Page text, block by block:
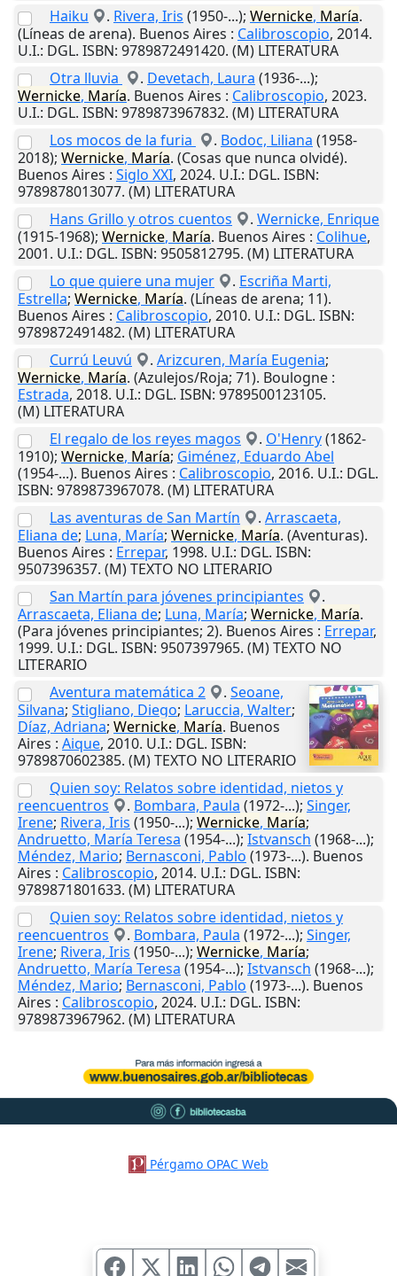
Haiku
. Rivera, Iris (1950-...); Wernicke, María.
(Líneas de arena). Buenos Aires : Calibroscopio, 2014.
U.I.: DGL. ISBN: 9789872491420. (M) LITERATURA
Otra lluvia
. Devetach, Laura (1936-...);
Wernicke, María. Buenos Aires : Calibroscopio, 2023.
U.I.: DGL. ISBN: 9789873967832. (M) LITERATURA
Los mocos de la furia
. Bodoc, Liliana (1958-
2018); Wernicke, María. (Cosas que nunca olvidé).
Buenos Aires : Siglo XXI, 2024. U.I.: DGL. ISBN:
9789878013077. (M) LITERATURA
Hans Grillo y otros cuentos
. Wernicke, Enrique
(1915-1968); Wernicke, María. Buenos Aires : Colihue,
2001. U.I.: DGL. ISBN: 9505812795. (M) LITERATURA
Lo que quiere una mujer
. Escriña Marti,
Estrella; Wernicke, María. (Líneas de arena; 11).
Buenos Aires : Calibroscopio, 2010. U.I.: DGL. ISBN:
9789872491482. (M) LITERATURA
Currú Leuvú
. Arizcuren, María Eugenia;
Wernicke, María. (Azulejos/Roja; 71). Boulogne :
Estrada, 2018. U.I.: DGL. ISBN: 9789500123105.
(M) LITERATURA
El regalo de los reyes magos
. O'Henry(1862-
1910); Wernicke, María; Giménez, Eduardo Abel
(1954-...). Buenos Aires : Calibroscopio, 2016. U.I.: DGL.
ISBN: 9789873967078. (M) LITERATURA
Las aventuras de San Martín
. Arrascaeta,
Eliana de; Luna, María; Wernicke, María. (Aventuras).
Buenos Aires : Errepar, 1998. U.I.: DGL. ISBN:
9507396357. (M) TEXTO NO LITERARIO
San Martín para jóvenes principiantes
.
Arrascaeta, Eliana de; Luna, María; Wernicke, María.
(Para jóvenes principiantes; 2). Buenos Aires : Errepar,
1999. U.I.: DGL. ISBN: 9507397965. (M) TEXTO NO
LITERARIO
Aventura matemática 2
. Seoane,
Silvana; Stigliano, Diego; Laruccia, Walter;
Díaz, Adriana; Wernicke, María. Buenos
Aires : Aique, 2010. U.I.: DGL. ISBN:
9789870602385. (M) TEXTO NO LITERARIO
Quien soy: Relatos sobre identidad, nietos y
reencuentros
. Bombara, Paula (1972-...); Singer,
Irene; Rivera, Iris (1950-...); Wernicke, María;
Andruetto, María Teresa (1954-...); Istvansch (1968-...);
Méndez, Mario; Bernasconi, Pablo (1973-...). Buenos
Aires : Calibroscopio, 2014. U.I.: DGL. ISBN:
9789871801633. (M) LITERATURA
Quien soy: Relatos sobre identidad, nietos y
reencuentros
. Bombara, Paula (1972-...); Singer,
Irene; Rivera, Iris (1950-...); Wernicke, María;
Andruetto, María Teresa (1954-...); Istvansch (1968-...);
Méndez, Mario; Bernasconi, Pablo (1973-...). Buenos
Aires : Calibroscopio, 2024. U.I.: DGL. ISBN:
9789873967962. (M) LITERATURA
Pérgamo OPAC Web